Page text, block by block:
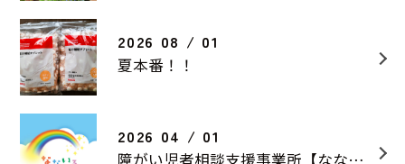
2026 08 / 01
夏本番！！
2026 04 / 01
障がい児者相談支援事業所【なないろ相談支援】を開設しました！